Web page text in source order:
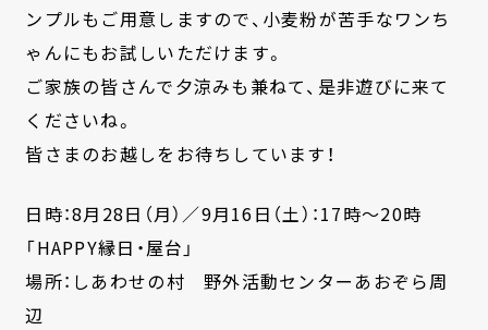
ンプルもご用意しますので、小麦粉が苦手なワンち
ゃんにもお試しいただけます。
ご家族の皆さんで夕涼みも兼ねて、是非遊びに来て
くださいね。
皆さまのお越しをお待ちしています！
日時：8月28日（月）／9月16日（土）：17時～20時
「HAPPY縁日・屋台」
場所：しあわせの村 野外活動センターあおぞら周
辺